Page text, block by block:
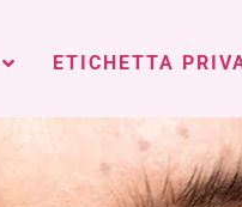
ETICHETTA